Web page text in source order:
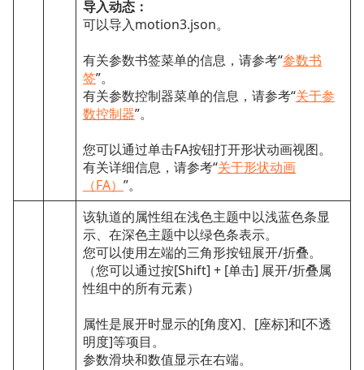
导入动态：
可以导入motion3.json。
有关参数书签菜单的信息，请参考“参数书
签”。
有关参数控制器菜单的信息，请参考“关于参
数控制器”。
您可以通过单击FA按钮打开形状动画视图。
有关详细信息，请参考“关于形状动画
（FA） ”。
该轨道的属性组在浅色主题中以浅蓝色条显
示、在深色主题中以绿色条表示。
您可以使用左端的三角形按钮展开/折叠。
（您可以通过按[Shift] + [单击] 展开/折叠属
性组中的所有元素）
属性是展开时显示的[角度X]、[座标]和[不透
明度]等项目。
参数滑块和数值显示在右端。